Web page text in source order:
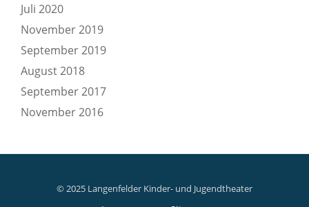
Juli 2020
November 2019
September 2019
August 2018
September 2017
November 2016
© 2025 Langenfelder Kinder- und Jugendtheater